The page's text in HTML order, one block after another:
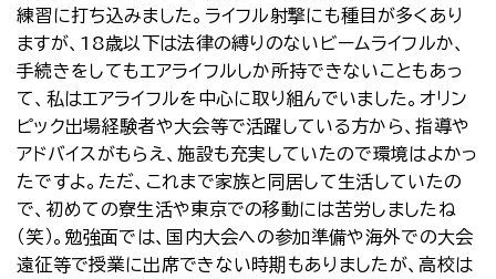
練習に打ち込みました。ライフル射撃にも種目が多くあり
ますが、18歳以下は法律の縛りのないビームライフルか、
手続きをしてもエアライフルしか所持できないこともあっ
て、私はエアライフルを中心に取り組んでいました。オリン
ピック出場経験者や大会等で活躍している方から、指導や
アドバイスがもらえ、施設も充実していたので環境はよかっ
たですよ。ただ、これまで家族と同居して生活していたの
で、初めての寮生活や東京での移動には苦労しましたね
（笑）。勉強面では、国内大会への参加準備や海外での大会
遠征等で授業に出席できない時期もありましたが、高校は